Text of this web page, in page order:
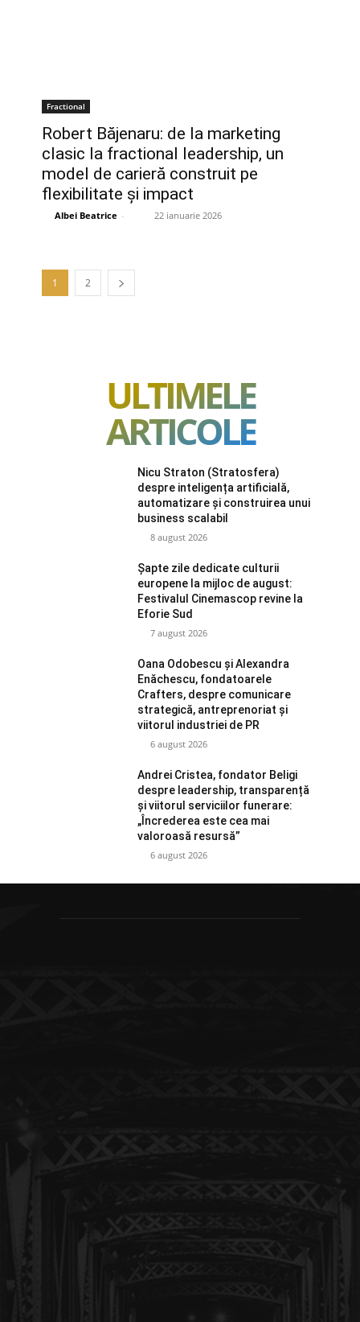
Fractional
Robert Băjenaru: de la marketing
clasic la fractional leadership, un
model de carieră construit pe
flexibilitate și impact
Albei Beatrice - 22 ianuarie 2026
1 2
ULTIMELE
ARTICOLE
Nicu Straton (Stratosfera)
despre inteligența artificială,
automatizare și construirea unui
business scalabil
8 august 2026
Șapte zile dedicate culturii
europene la mijloc de august:
Festivalul Cinemascop revine la
Eforie Sud
7 august 2026
Oana Odobescu și Alexandra
Enăchescu, fondatoarele
Crafters, despre comunicare
strategică, antreprenoriat și
viitorul industriei de PR
6 august 2026
Andrei Cristea, fondator Beligi
despre leadership, transparență
și viitorul serviciilor funerare:
„Încrederea este cea mai
valoroasă resursă”
6 august 2026